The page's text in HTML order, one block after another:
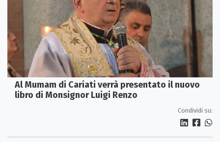
Al Mumam di Cariati verrà presentato il nuovo
libro di Monsignor Luigi Renzo
Condividi su: